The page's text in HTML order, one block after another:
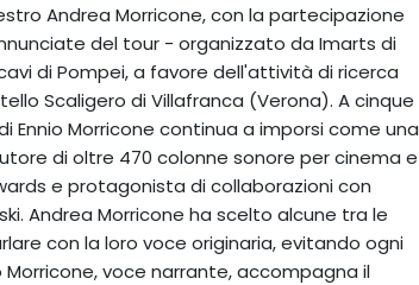
Andrea Morricone, con la partecipazione
del tour - organizzato da Imarts di
di Pompei, a favore dell'attività di ricerca
Scaligero di Villafranca (Verona). A cinque
Ennio Morricone continua a imporsi come una
di oltre 470 colonne sonore per cinema e
e protagonista di collaborazioni con
Andrea Morricone ha scelto alcune tra le
con la loro voce originaria, evitando ogni
voce narrante, accompagna il